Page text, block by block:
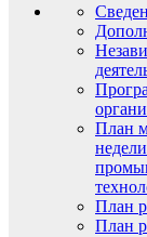
План
План
План